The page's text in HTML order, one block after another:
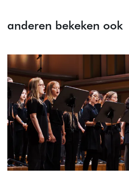
anderen bekeken ook